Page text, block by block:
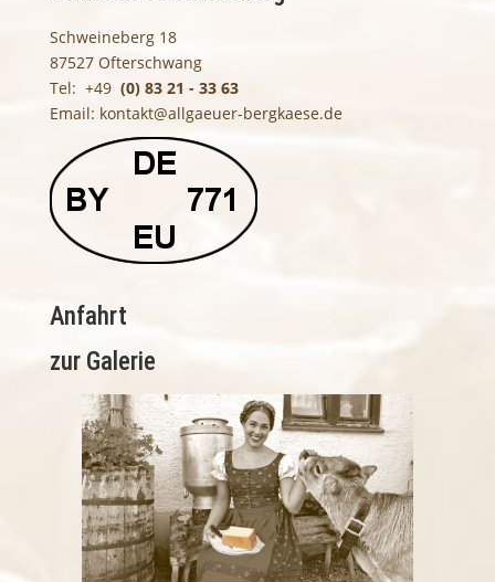
Schweineberg 18
87527 Ofterschwang
Tel: +49 (0) 83 21 - 33 63
Email: kontakt@allgaeuer-bergkaese.de
Anfahrt
zur Galerie